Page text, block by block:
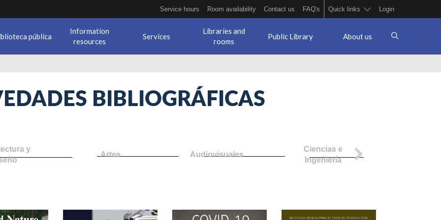
Service hours Room availability Contact us FAQ's Quick links Login
pública
Information
resources
Services
Libraries and
rooms
Public Library About us
BIBLIOGRÁFICAS
y
Artes Audiovisuales
Ciencias e
Ingeniería